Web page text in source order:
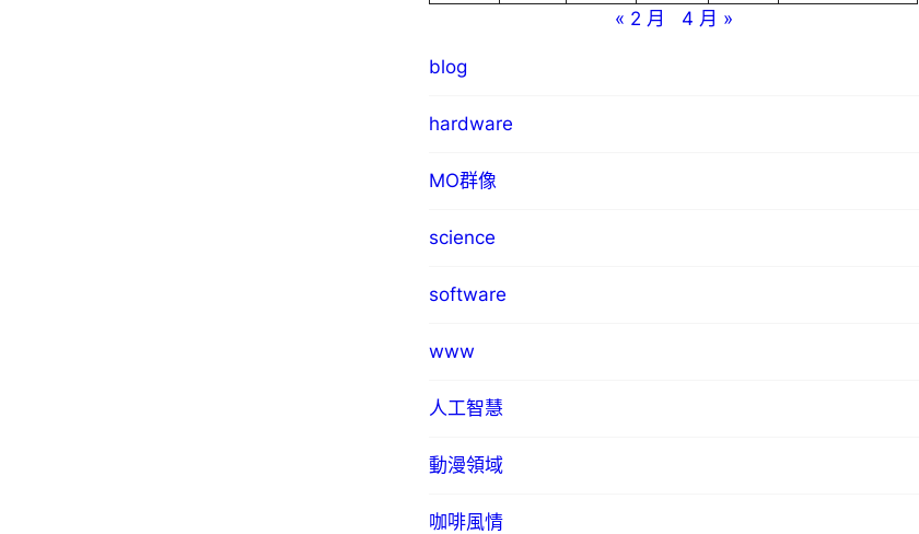
« 2 月
4 月 »
blog
hardware
MO群像
science
software
www
人工智慧
動漫領域
咖啡風情